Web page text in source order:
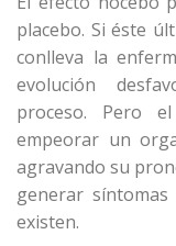
placebo. Si éste
conlleva la
evolución
proceso. Pero
empeorar un
agravando su
generar
existen.